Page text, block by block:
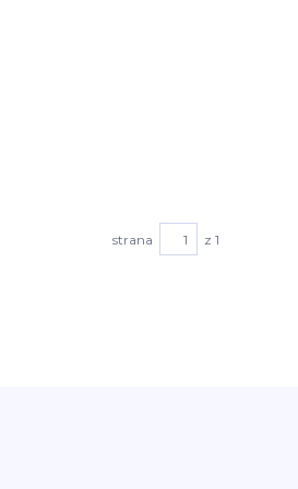
strana z 1